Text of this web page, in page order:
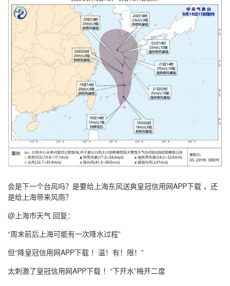
会是下一个台风吗？是要给上海东风送爽皇冠信用网APP下载 ，还
是给上海带来风雨？
@上海市天气 回复：
“周末前后上海可能有一次降水过程”
但“降皇冠信用网APP下载 ！温！有！限！”
太刺激了皇冠信用网APP下载 ！“下开水”梅开二度